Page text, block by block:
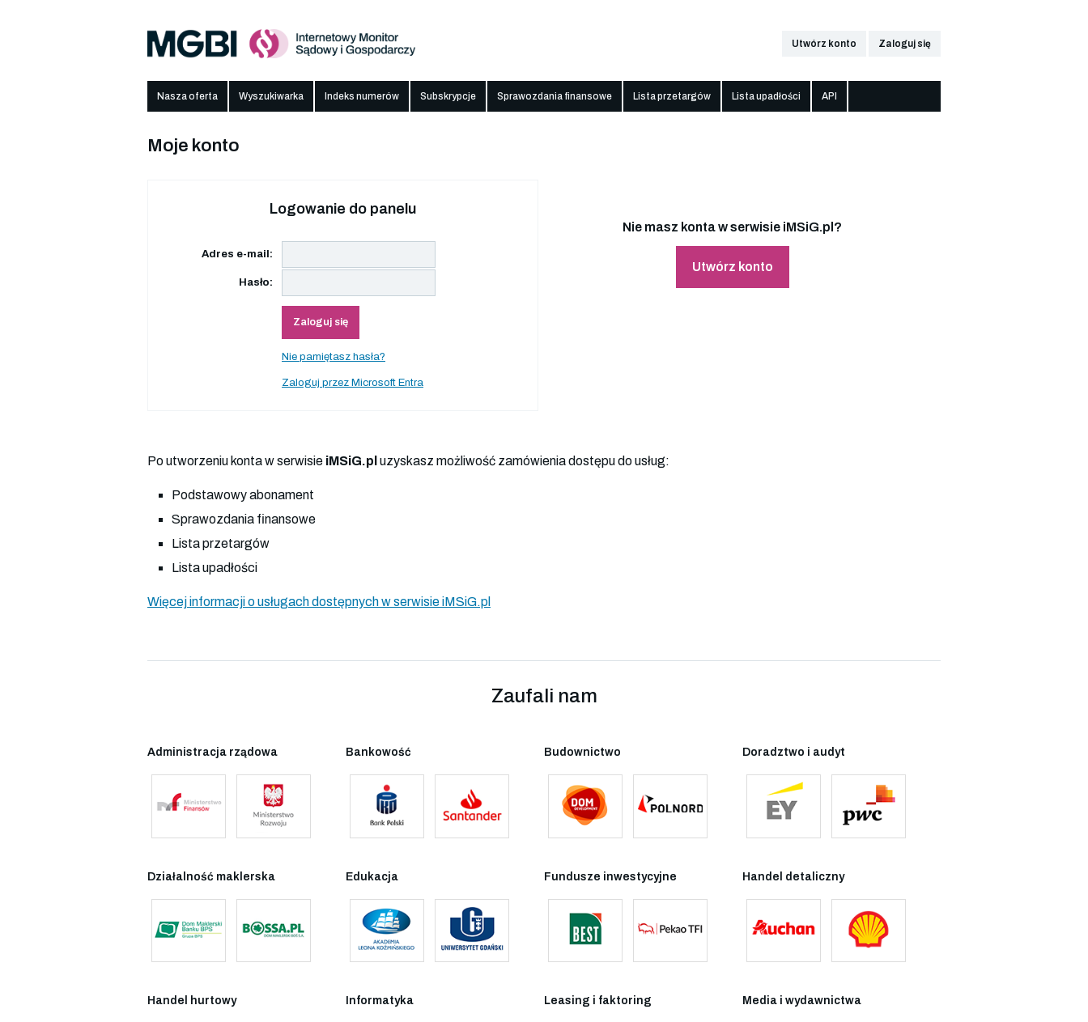
Utwórz konto Zaloguj się
Nasza oferta Wyszukiwarka Indeks numerów Subskrypcje Sprawozdania finansowe Lista przetargów Lista upadłości API
Moje konto
Logowanie do panelu
Adres e-mail:
Hasło:
Zaloguj się
Nie pamiętasz hasła?
Zaloguj przez Microsoft Entra
Nie masz konta w serwisie iMSiG.pl?
Utwórz konto
Po utworzeniu konta w serwisie iMSiG.pl uzyskasz możliwość zamówienia dostępu do usług:
Podstawowy abonament
Sprawozdania finansowe
Lista przetargów
Lista upadłości
Więcej informacji o usługach dostępnych w serwisie iMSiG.pl
Zaufali nam
Administracja rządowa Bankowość Budownictwo Doradztwo i audyt
Działalność maklerska Edukacja Fundusze inwestycyjne Handel detaliczny
Handel hurtowy Informatyka Leasing i faktoring Media i wydawnictwa